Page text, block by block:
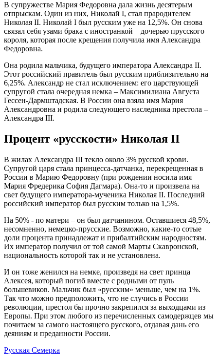
В супружестве Мария Федоровна дала жизнь десятерым
отпрыскам. Один из них, Николай I, стал прародителем
Николая II. Николай I был русским уже на 12,5%. Он снова
связал себя узами брака с иностранкой – дочерью прусского
короля, которая после крещения получила имя Александра
Федоровна.
Она родила мальчика, будущего императора Александра II.
Этот российский правитель был русским приблизительно на
6,25%. Александр не стал исключением: его царствующей
супругой стала очередная немка – Максимилиана Августа
Гессен-Дармштадская. В России она взяла имя Мария
Александровна и родила следующего наследника престола –
Александра III.
Процент «русскости» Николая II
В жилах Александра III текло около 3% русской крови.
Супругой царя стала принцесса-датчанка, перекрещенная в
России в Марию Федоровну (при рождении носила имя
Мария Фредерика София Дагмара). Она-то и произвела на
свет будущего императора-мученика Николая II. Последний
российский император был русским только на 1,5%.
На 50% - по матери – он был датчанином. Оставшиеся 48,5%,
несомненно, немецко-прусские. Возможно, какие-то сотые
доли процента принадлежат и прибалтийским народностям.
Их император получил от той самой Марты Скавронской,
национальность которой так и не установлена.
И он тоже женился на немке, произведя на свет принца
Алексея, который погиб вместе с родными от пуль
большевиков. Мальчик был «русским» меньше, чем на 1%.
Так что можно предположить, что не случись в России
революции, престол бы прочно закрепился за выходцами из
Европы. При этом любого из перечисленных самодержцев мы
почитаем за самого настоящего русского, отдавая дань его
деяниям и преданности России.
Русская Семерка